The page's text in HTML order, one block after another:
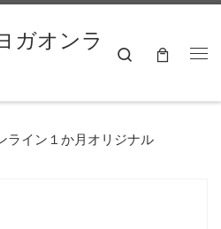
ガオンラ
Search
ライン１か月オリジナル